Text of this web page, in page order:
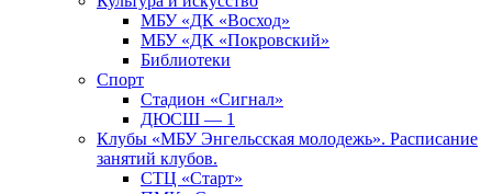
МБУ «ДК «Восход»
МБУ «ДК «Покровский»
Библиотеки
Спорт
Стадион «Сигнал»
ДЮСШ — 1
Клубы «МБУ Энгельсская молодежь». Расписание
занятий клубов.
СТЦ «Старт»